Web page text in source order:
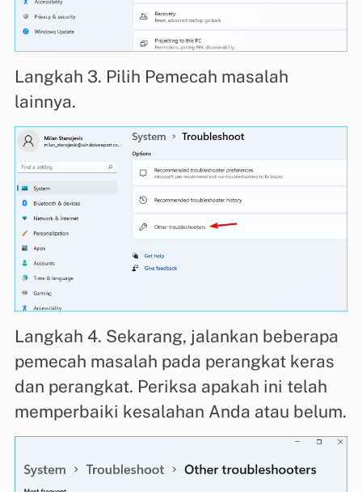
Langkah 3. Pilih Pemecah masalah
lainnya.
Langkah 4. Sekarang, jalankan beberapa
pemecah masalah pada perangkat keras
dan perangkat. Periksa apakah ini telah
memperbaiki kesalahan Anda atau belum.